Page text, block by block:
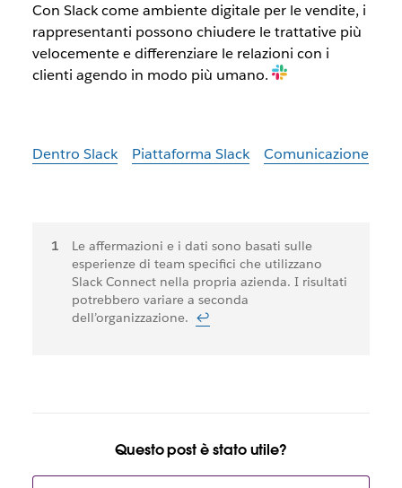
Con Slack come ambiente digitale per le vendite, i
rappresentanti possono chiudere le trattative più
velocemente e differenziare le relazioni con i
clienti agendo in modo più umano.
Dentro Slack Piattaforma Slack Comunicazione
Note
piè
Le affermazioni e i dati sono basati sulle
esperienze di team specifici che utilizzano
Slack Connect nella propria azienda. I risultati
potrebbero variare a seconda
dell’organizzazione. ↩
Questo post è stato utile?